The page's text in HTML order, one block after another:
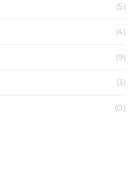
(5)
(4)
(9)
(3)
(0)